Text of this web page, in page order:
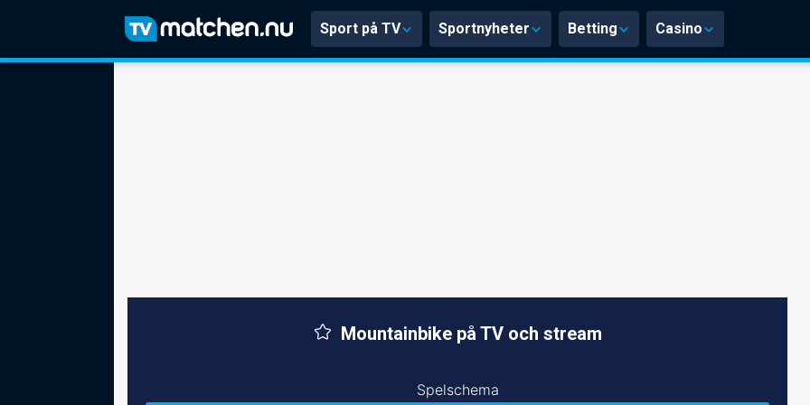
Sport på TV Sportnyheter Betting Casino
Mountainbike på TV och stream
Spelschema